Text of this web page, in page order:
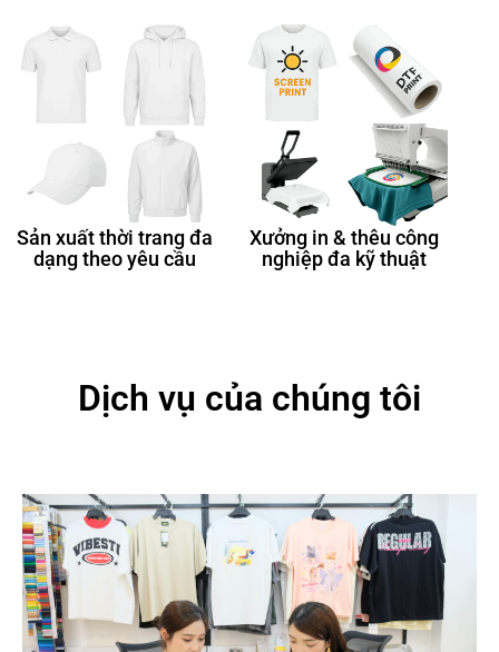
Sản xuất thời trang đa
dạng theo yêu cầu
Xưởng in & thêu công
nghiệp đa kỹ thuật
Dịch vụ của chúng tôi